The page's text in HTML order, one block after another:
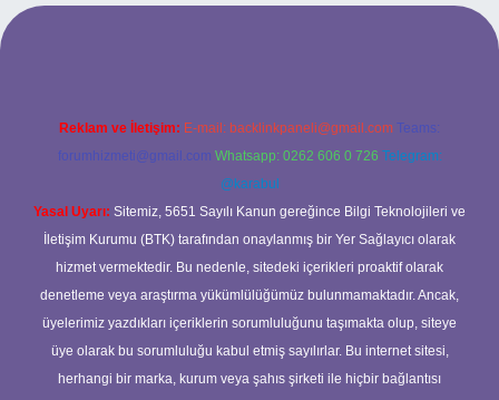
giriş adresi
Reklam ve İletişim: E-mail: backlinkpaneli@gmail.com Teams:
forumhizmeti@gmail.com Whatsapp: 0262 606 0 726 Telegram:
@karabul
Yasal Uyarı: Sitemiz, 5651 Sayılı Kanun gereğince Bilgi Teknolojileri ve
İletişim Kurumu (BTK) tarafından onaylanmış bir Yer Sağlayıcı olarak
hizmet vermektedir. Bu nedenle, sitedeki içerikleri proaktif olarak
denetleme veya araştırma yükümlülüğümüz bulunmamaktadır. Ancak,
üyelerimiz yazdıkları içeriklerin sorumluluğunu taşımakta olup, siteye
üye olarak bu sorumluluğu kabul etmiş sayılırlar. Bu internet sitesi,
herhangi bir marka, kurum veya şahıs şirketi ile hiçbir bağlantısı